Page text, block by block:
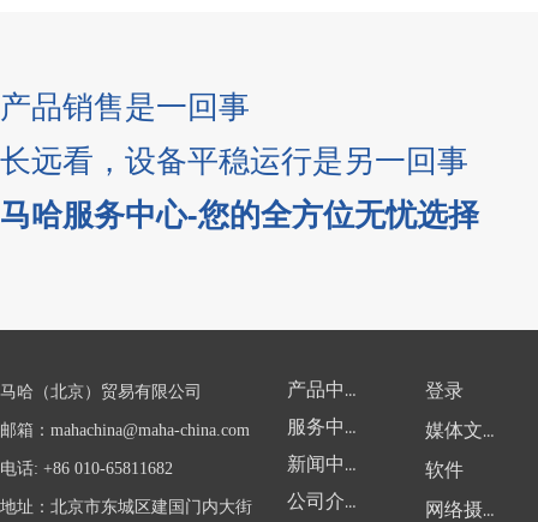
备件服务
培训中心
产品销售是一回事
长远看，设备平稳运行是另一回事
马哈服务中心-您的全方位无忧选择
马哈（北京）贸易有限公司
邮箱： mahachina@maha-china.com
电话: +86 010-65811682
地址：北京市东城区建国门内大街
产品中心
服务中心
新闻中心
公司介绍
登录
媒体文件
软件
网络摄像头